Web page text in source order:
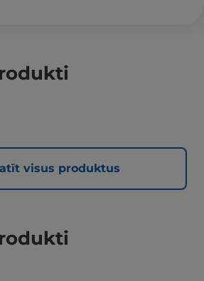
visus produktus